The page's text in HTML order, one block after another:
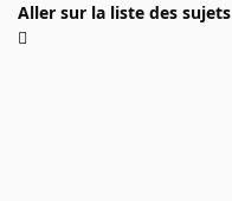
Aller sur la liste des sujets